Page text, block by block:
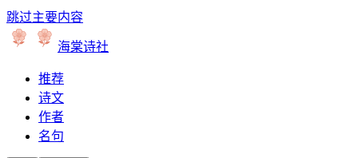
跳过主要内容
海棠诗社
推荐
诗文
作者
名句